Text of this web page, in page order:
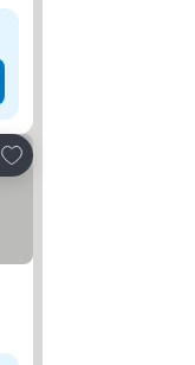
Føj til favoritter